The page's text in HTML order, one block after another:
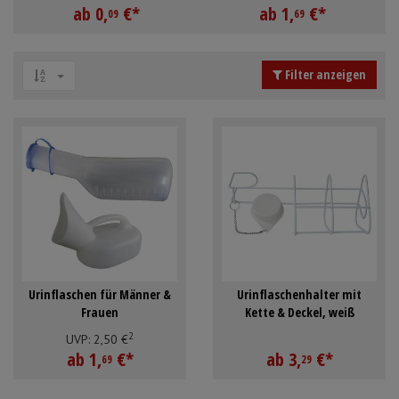
Schürzen
Mundpflege & Mundhygiene
ab 0,09 €* ab 1,69 €*
Filter anzeigen
Urinflaschen für Männer &
Frauen
UVP: 2,50 €2
ab 1,69 €*
Urinflaschenhalter mit
Kette & Deckel, weiß
ab 3,29 €*